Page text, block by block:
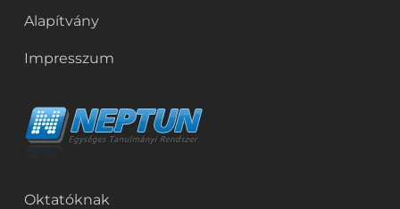
Alapítvány
Impresszum
Oktatóknak